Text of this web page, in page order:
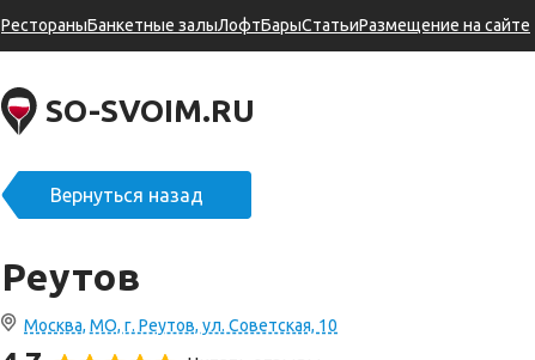
РестораныБанкетные залыЛофтБарыСтатьиРазмещение на сайте
SO-SVOIM.RU
Вернуться назад
Реутов
Москва, МО, г. Реутов, ул. Советская, 10